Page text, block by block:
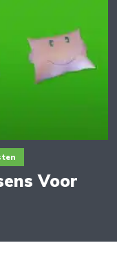
Voor